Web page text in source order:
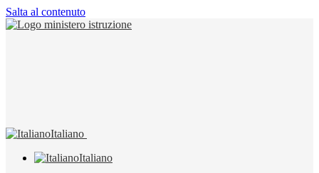
Salta al contenuto
Italiano
Italiano